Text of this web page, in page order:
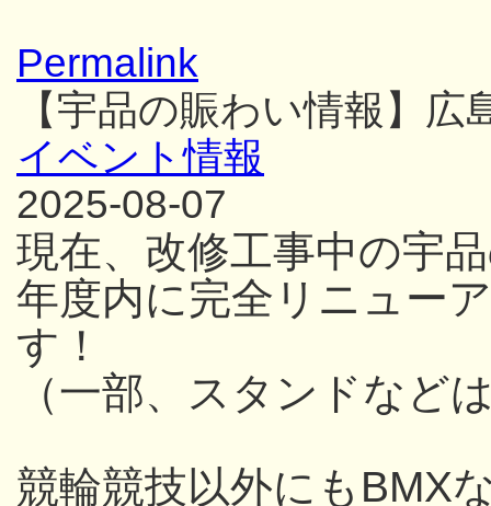
Permalink
【宇品の賑わい情報】広
イベント情報
2025-08-07
現在、改修工事中の宇
年度内に完全リニュー
す！
（一部、スタンドなど
競輪競技以外にもBMX